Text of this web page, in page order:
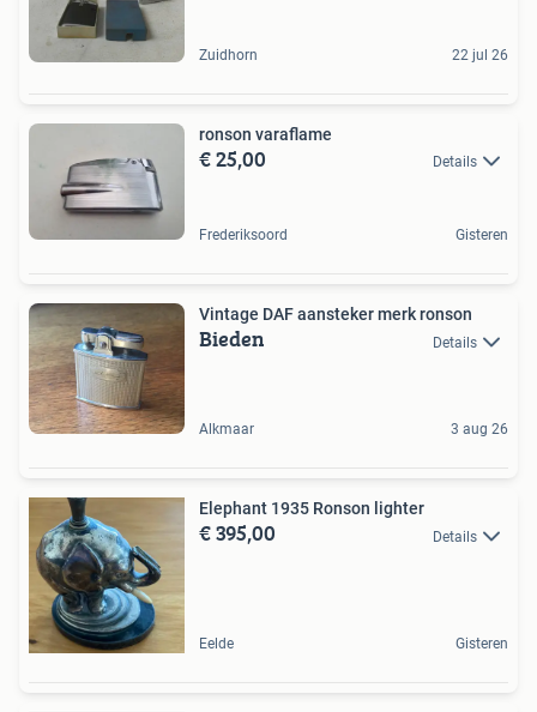
Zuidhorn 22 jul 26
ronson varaflame
€ 25,00 Details
Frederiksoord Gisteren
Vintage DAF aansteker merk ronson
Bieden Details
Alkmaar 3 aug 26
Elephant 1935 Ronson lighter
€ 395,00 Details
Eelde Gisteren